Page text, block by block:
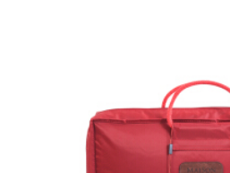
春は灰色の180 x 7斤
の冬团になります。